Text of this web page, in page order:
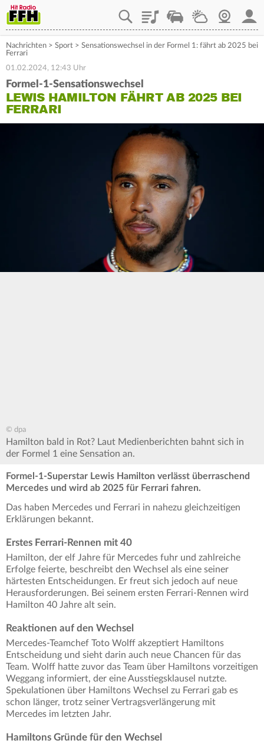
PlaylistStaupilotWetterWebcam
Nachrichten > Sport > Sensationswechsel in der Formel 1: fährt ab 2025 bei
Ferrari
01.02.2024, 12:43 Uhr
Formel-1-Sensationswechsel
LEWIS HAMILTON FÄHRT AB 2025 BEI
FERRARI
© dpa
Hamilton bald in Rot? Laut Medienberichten bahnt sich in
der Formel 1 eine Sensation an.
Formel-1-Superstar Lewis Hamilton verlässt überraschend
Mercedes und wird ab 2025 für Ferrari fahren.
Das haben Mercedes und Ferrari in nahezu gleichzeitigen
Erklärungen bekannt.
Erstes Ferrari-Rennen mit 40
Hamilton, der elf Jahre für Mercedes fuhr und zahlreiche
Erfolge feierte, beschreibt den Wechsel als eine seiner
härtesten Entscheidungen. Er freut sich jedoch auf neue
Herausforderungen. Bei seinem ersten Ferrari-Rennen wird
Hamilton 40 Jahre alt sein.
Reaktionen auf den Wechsel
Mercedes-Teamchef Toto Wolff akzeptiert Hamiltons
Entscheidung und sieht darin auch neue Chancen für das
Team. Wolff hatte zuvor das Team über Hamiltons vorzeitigen
Weggang informiert, der eine Ausstiegsklausel nutzte.
Spekulationen über Hamiltons Wechsel zu Ferrari gab es
schon länger, trotz seiner Vertragsverlängerung mit
Mercedes im letzten Jahr.
Hamiltons Gründe für den Wechsel